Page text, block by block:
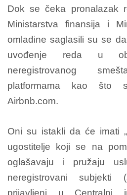
Dok se čeka pronalazak
Ministarstva finansija i
omladine saglasili su se
uvođenje reda u
neregistrovanog
platformama kao što
Airbnb.com.
Oni su istakli da će imati
ugostitelje koji se na
oglašavaju i pružaju
neregistrovani subjekti